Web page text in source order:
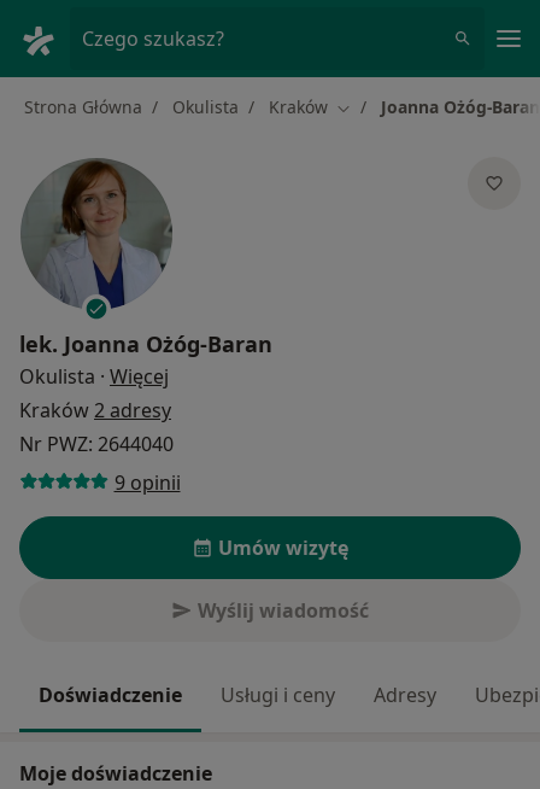
Czego szukasz?
Strona Główna Okulista Kraków Zmień miasto
Joanna Ożóg-Baran
lek. Joanna Ożóg-Baran
Okulista · Więcej
Kraków2 adresy
Nr PWZ: 2644040
9 opinii
Umów wizytę
Wyślij wiadomość
Doświadczenie Usługi i ceny Adresy
Moje doświadczenie